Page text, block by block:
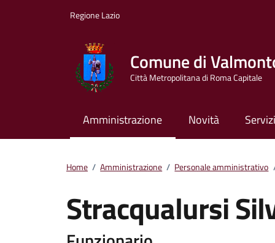
Regione Lazio
Comune di
Città Metropolitana di Roma Capitale
Amministrazione Novità
Home / Amministrazione / Personale amministrativo
Stracqualursi